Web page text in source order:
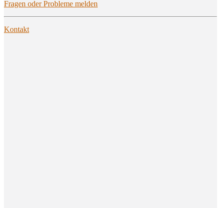
Fra­gen oder Pro­ble­me melden
Kon­takt